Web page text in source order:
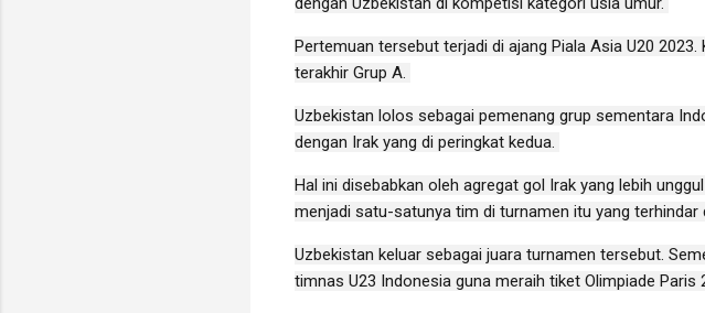
Pertemuan tersebut terjadi di ajang Piala Asia U20
terakhir Grup A.
Uzbekistan lolos sebagai pemenang grup sementara
dengan Irak yang di peringkat kedua.
Hal ini disebabkan oleh agregat gol Irak yang lebih
menjadi satu-satunya tim di turnamen itu yang terhindar
Uzbekistan keluar sebagai juara turnamen tersebut.
timnas U23 Indonesia guna meraih tiket Olimpiade Paris